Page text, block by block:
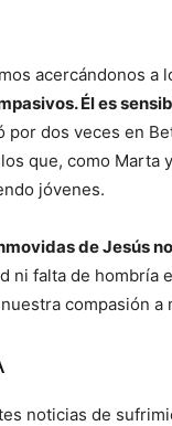
acercándonos a
Él es
por dos veces en
que, como Marta
jóvenes.
de Jesús
ni falta de hombría
compasión a
noticias de